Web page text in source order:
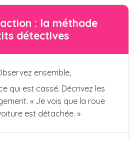
: la méthode
détectives
ensemble,
qui est cassé. Décrivez les
« Je vois que la roue
est détachée. »